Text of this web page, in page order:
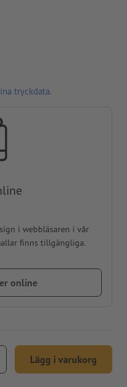
tryckdata.
i webbläsaren i vår
finns tillgängliga.
online
Lägg i varukorg